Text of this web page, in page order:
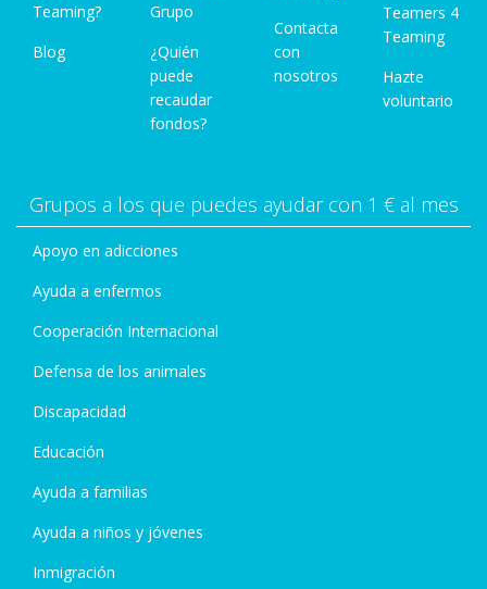
Teaming?
Blog
Grupo
¿Quién
puede
recaudar
fondos?
Contacta
con
nosotros
Teamers 4
Teaming
Hazte
voluntario
Grupos a los que puedes ayudar con 1 € al mes
Apoyo en adicciones
Ayuda a enfermos
Cooperación Internacional
Defensa de los animales
Discapacidad
Educación
Ayuda a familias
Ayuda a niños y jóvenes
Inmigración